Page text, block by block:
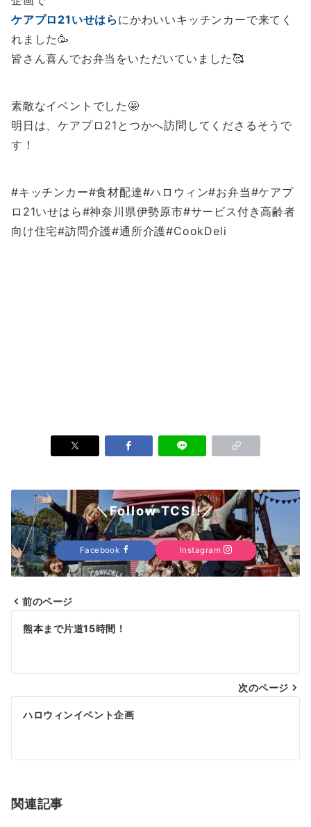
ケアプロ21いせはら にかわいいキッチンカーで来てく
れました🥳
皆さん喜んでお弁当をいただいていました🥰
素敵なイベントでした🤩
明日は、ケアプロ21とつかへ訪問してくださるそうで
す！
#キッチンカー#食材配達#ハロウィン#お弁当#ケアプ
ロ21いせはら#神奈川県伊勢原市#サービス付き高齢者
向け住宅#訪問介護#通所介護#CookDeli
＼Follow TCS!!／
Facebook Instagram
投
ビ
ゲ
シ
ン
前のページ
熊本まで片道15時間！
次のページ
ハロウィンイベント企画
関連記事